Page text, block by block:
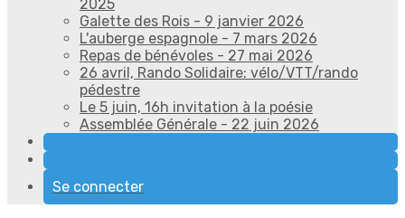
2025
Galette des Rois - 9 janvier 2026
L'auberge espagnole - 7 mars 2026
Repas de bénévoles - 27 mai 2026
26 avril, Rando Solidaire: vélo/VTT/rando
pédestre
Le 5 juin, 16h invitation à la poésie
Assemblée Générale - 22 juin 2026
Se connecter